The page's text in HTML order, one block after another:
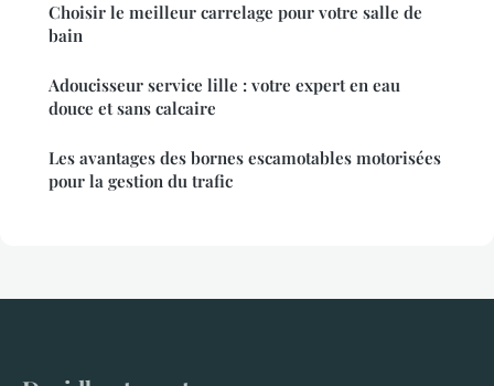
Choisir le meilleur carrelage pour votre salle de
bain
Adoucisseur service lille : votre expert en eau
douce et sans calcaire
Les avantages des bornes escamotables motorisées
pour la gestion du trafic